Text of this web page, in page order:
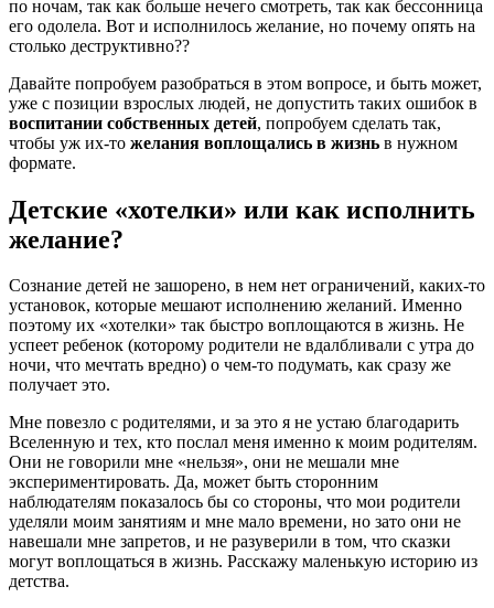
по ночам, так как больше нечего смотреть, так как бессонница
его одолела. Вот и исполнилось желание, но почему опять на
столько деструктивно??
Давайте попробуем разобраться в этом вопросе, и быть может,
уже с позиции взрослых людей, не допустить таких ошибок в
воспитании собственных детей, попробуем сделать так,
чтобы уж их-то желания воплощались в жизнь в нужном
формате.
Детские «хотелки» или как исполнить
желание?
Сознание детей не зашорено, в нем нет ограничений, каких-то
установок, которые мешают исполнению желаний. Именно
поэтому их «хотелки» так быстро воплощаются в жизнь. Не
успеет ребенок (которому родители не вдалбливали с утра до
ночи, что мечтать вредно) о чем-то подумать, как сразу же
получает это.
Мне повезло с родителями, и за это я не устаю благодарить
Вселенную и тех, кто послал меня именно к моим родителям.
Они не говорили мне «нельзя», они не мешали мне
экспериментировать. Да, может быть сторонним
наблюдателям показалось бы со стороны, что мои родители
уделяли моим занятиям и мне мало времени, но зато они не
навешали мне запретов, и не разуверили в том, что сказки
могут воплощаться в жизнь. Расскажу маленькую историю из
детства.